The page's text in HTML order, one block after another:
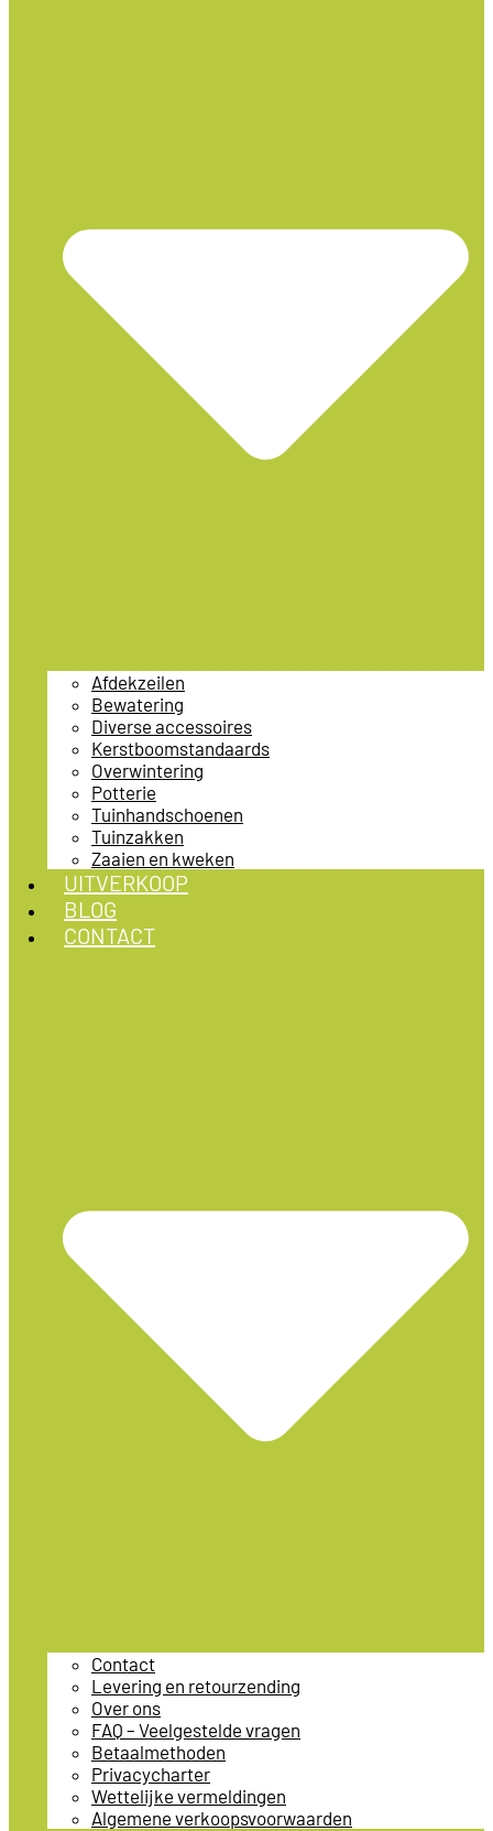
Afdekzeilen
Bewatering
Diverse accessoires
Kerstboomstandaards
Overwintering
Potterie
Tuinhandschoenen
Tuinzakken
Zaaien en kweken
UITVERKOOP
BLOG
CONTACT
Contact
Levering en retourzending
Over ons
FAQ – Veelgestelde vragen
Betaalmethoden
Privacycharter
Wettelijke vermeldingen
Algemene verkoopsvoorwaarden